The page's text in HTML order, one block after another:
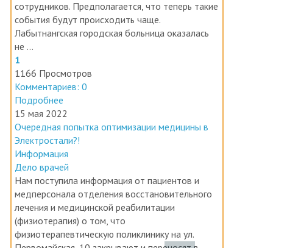
сотрудников. Предполагается, что теперь такие
события будут происходить чаще.
Лабытнангская городская больница оказалась
не ...
1
1166 Просмотров
Комментариев: 0
Подробнее
15 мая 2022
Очередная попытка оптимизации медицины в
Электростали?!
Информация
Дело врачей
Нам поступила информация от пациентов и
медперсонала отделения восстановительного
лечения и медицинской реабилитации
(физиотерапия) о том, что
физиотерапевтическую поликлинику на ул.